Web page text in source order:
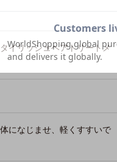
イリッシュヘアトリートメ
になじませ、軽くすすいで